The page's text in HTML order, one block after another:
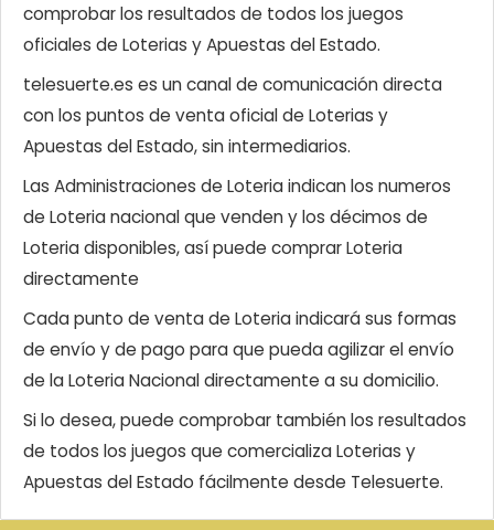
comprobar los resultados de todos los juegos
oficiales de Loterias y Apuestas del Estado.
telesuerte.es es un canal de comunicación directa
con los puntos de venta oficial de Loterias y
Apuestas del Estado, sin intermediarios.
Las Administraciones de Loteria indican los numeros
de Loteria nacional que venden y los décimos de
Loteria disponibles, así puede comprar Loteria
directamente
Cada punto de venta de Loteria indicará sus formas
de envío y de pago para que pueda agilizar el envío
de la Loteria Nacional directamente a su domicilio.
Si lo desea, puede comprobar también los resultados
de todos los juegos que comercializa Loterias y
Apuestas del Estado fácilmente desde Telesuerte.